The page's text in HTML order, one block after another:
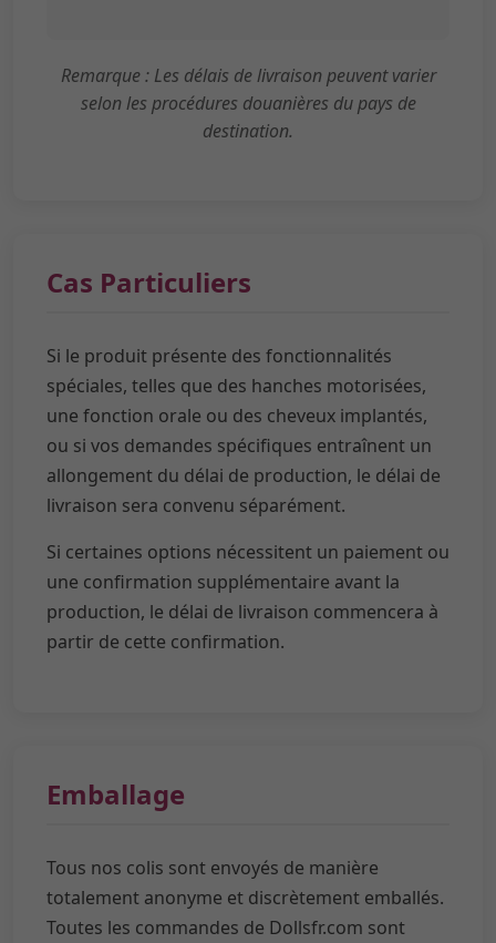
Remarque : Les délais de livraison peuvent varier
selon les procédures douanières du pays de
destination.
Cas Particuliers
Si le produit présente des fonctionnalités
spéciales, telles que des hanches motorisées,
une fonction orale ou des cheveux implantés,
ou si vos demandes spécifiques entraînent un
allongement du délai de production, le délai de
livraison sera convenu séparément.
Si certaines options nécessitent un paiement ou
une confirmation supplémentaire avant la
production, le délai de livraison commencera à
partir de cette confirmation.
Emballage
Tous nos colis sont envoyés de manière
totalement anonyme et discrètement emballés.
Toutes les commandes de Dollsfr.com sont